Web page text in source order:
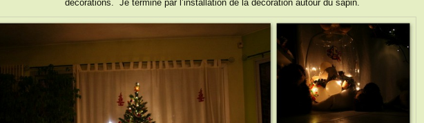
décorations. Je termine par l’installation de la décoration autour du sapin.